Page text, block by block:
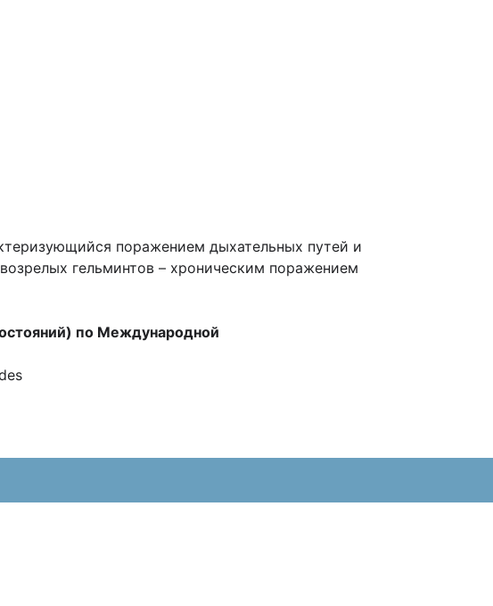
поражением дыхательных путей и
гельминтов – хроническим поражением
по Международной